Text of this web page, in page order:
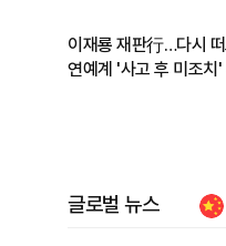
이재룡 재판行…다시
연예계 '사고 후 미조치'
글로벌 뉴스